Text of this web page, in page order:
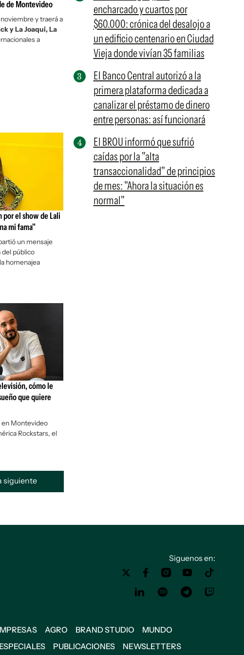
de Montevideo
y traerá a
y La Joaqui, La
a
por el show de Lali
mi fama"
un mensaje
del público
homenajea
cómo le
que quiere
en Montevideo
Rockstars, el
siguiente
encharcado y cuartos por
$60.000: crónica del desalojo a
un edificio centenario en Ciudad
Vieja donde vivían 35 familias
El Banco Central autorizó a la
primera plataforma dedicada a
canalizar el préstamo de dinero
entre personas: así funcionará
El BROU informó que sufrió
caídas por la "alta
transaccionalidad" de principios
de mes: "Ahora la situación es
normal"
Siguenos en:
AGRO BRAND STUDIO
MUNDO
PUBLICACIONES NEWSLETTERS